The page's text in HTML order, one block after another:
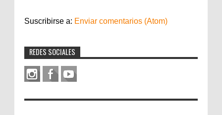
Suscribirse a: Enviar comentarios (Atom)
REDES SOCIALES